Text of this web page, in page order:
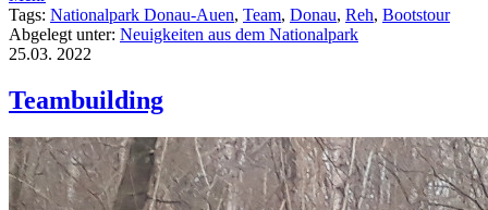
Tags: Nationalpark Donau-Auen, Team, Donau, Reh, Bootstour
Abgelegt unter: Neuigkeiten aus dem Nationalpark
25.03. 2022
Teambuilding